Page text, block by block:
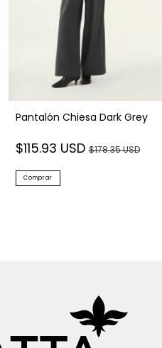
Pantalón Chiesa Dark Grey
$115.93 USD$178.35 USD
Comprar